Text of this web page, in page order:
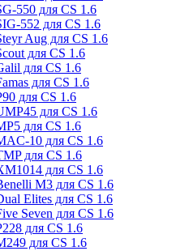
550 для CS 1.6
552 для CS 1.6
Aug для CS 1.6
для CS 1.6
для CS 1.6
для CS 1.6
для CS 1.6
для CS 1.6
для CS 1.6
10 для CS 1.6
для CS 1.6
для CS 1.6
M3 для CS 1.6
Elites для CS 1.6
Seven для CS 1.6
для CS 1.6
для CS 1.6